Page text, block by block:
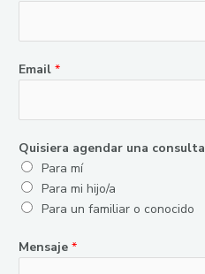
*
E
a
i
l
T
e
é
f
Email *
Quisiera agendar una consulta
Para mí
Para mi hijo/a
Para un familiar o conocido
Mensaje *